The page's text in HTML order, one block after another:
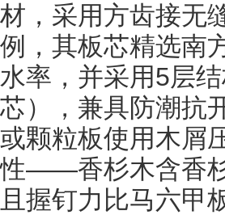
材，采用方齿接无
例，其板芯精选南
水率，并采用5层
芯），兼具防潮抗
或颗粒板使用木屑
性——香杉木含香
且握钉力比马六甲